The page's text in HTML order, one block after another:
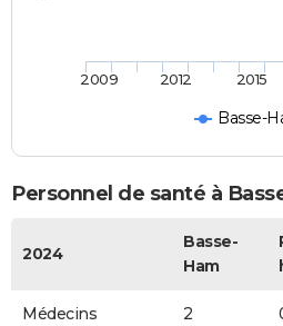
Basse-
2009 2012 2015
Personnel de santé à
2024
Basse-
Ham
Médecins
2